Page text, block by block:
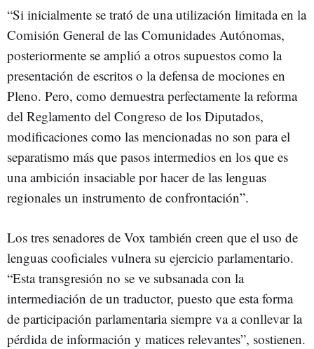
“Si inicialmente se trató de una utilización limitada en la
Comisión General de las Comunidades Autónomas,
posteriormente se amplió a otros supuestos como la
presentación de escritos o la defensa de mociones en
Pleno. Pero, como demuestra perfectamente la reforma
del Reglamento del Congreso de los Diputados,
modificaciones como las mencionadas no son para el
separatismo más que pasos intermedios en los que es
una ambición insaciable por hacer de las lenguas
regionales un instrumento de confrontación”.
Los tres senadores de Vox también creen que el uso de
lenguas cooficiales vulnera su ejercicio parlamentario.
“Esta transgresión no se ve subsanada con la
intermediación de un traductor, puesto que esta forma
de participación parlamentaria siempre va a conllevar la
pérdida de información y matices relevantes”, sostienen.